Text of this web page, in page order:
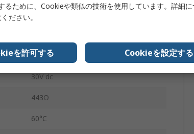
30V ac
30V dc
443Ω
60°C
るために、Cookieや類似の技術を使用しています。詳細に
ださい。
を許可する Cookieを設定する